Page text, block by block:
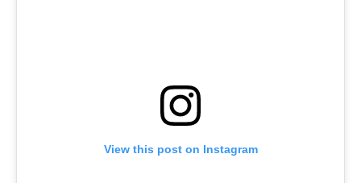
View this post on Instagram